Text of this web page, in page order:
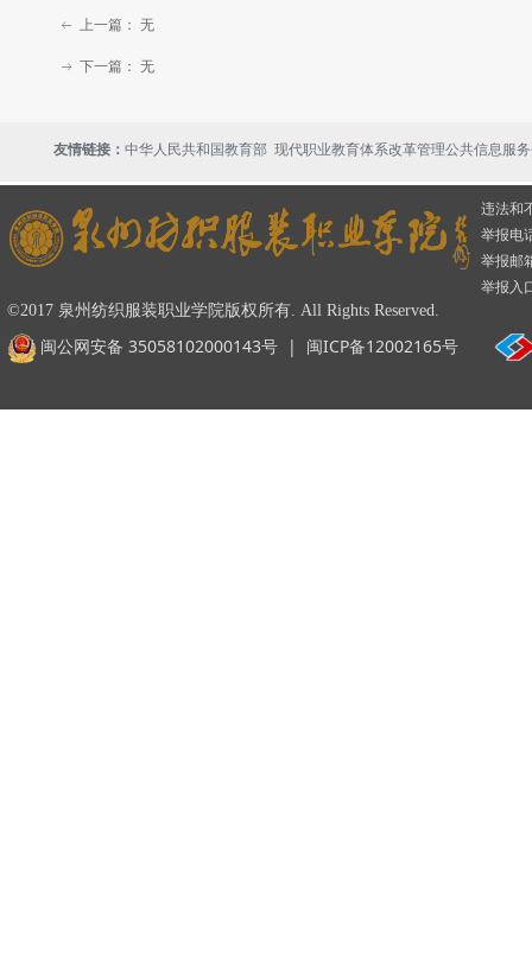
ꂃ 上一篇： 无
ꁹ 下一篇： 无
©2017 泉州纺织服装职业学院版权所有. All Rights Reserved.
闽公网安备 35058102000143号 | 闽ICP备12002165号
违法和
举报电
举报邮
举报入
友情链接： 中华人民共和国教育部 现代职业教育体系改革管理公共信息服